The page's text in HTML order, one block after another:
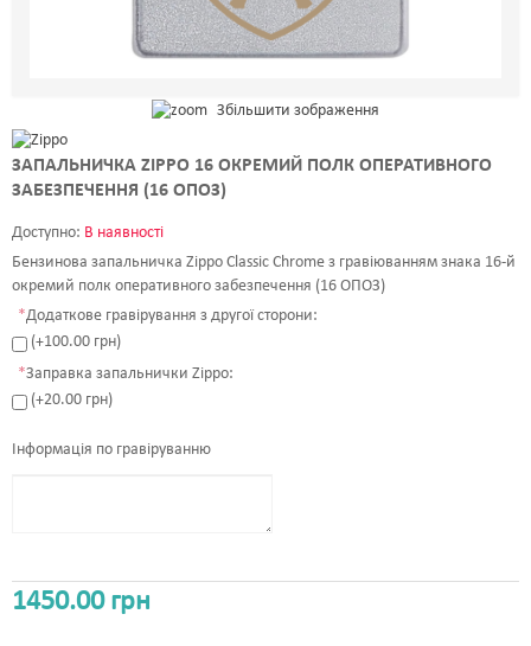
Збільшити зображення
ЗАПАЛЬНИЧКА ZIPPO 16 ОКРЕМИЙ ПОЛК ОПЕРАТИВНОГО
ЗАБЕЗПЕЧЕННЯ (16 ОПОЗ)
Доступно: В наявності
Бензинова запальничка Zippo Classic Chrome з гравіюванням знака 16-й
окремий полк оперативного забезпечення (16 ОПОЗ)
*Додаткове гравірування з другої сторони:
(+100.00 грн)
*Заправка запальнички Zippo:
(+20.00 грн)
Інформація по гравіруванню
1450.00 грн